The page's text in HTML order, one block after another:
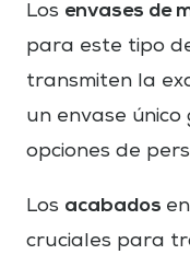
Los envases de
para este tipo
transmiten la
un envase
opciones de
Los acabados
cruciales para